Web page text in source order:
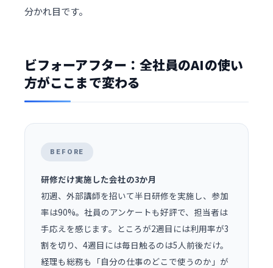
分かれ目です。
ビフォーアフター：全社員のAIの使い
方がここまで変わる
BEFORE
研修だけ実施した会社の3か月
初週、外部講師を招いて半日研修を実施し、参加
率は90%。社員のアンケートも好評で、担当者は
手応えを感じます。ところが2週目には利用率が3
割を切り、4週目には毎日触るのは5人前後だけ。
経理も総務も「自分の仕事のどこで使うのか」が